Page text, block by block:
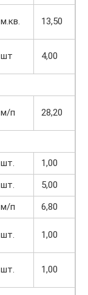
м.кв. 13,50
шт 4,00
м/п 28,20
шт.
1,00
шт.
5,00
м/п
6,80
шт. 1,00
шт. 1,00